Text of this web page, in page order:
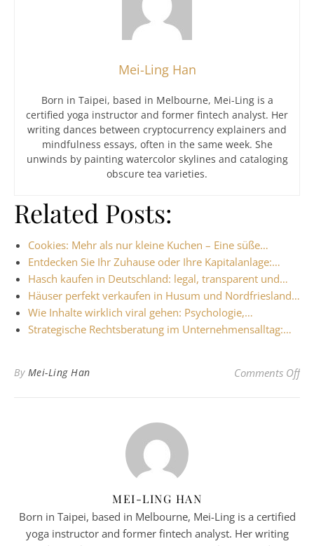
Mei-Ling Han
Born in Taipei, based in Melbourne, Mei-Ling is a
certified yoga instructor and former fintech analyst. Her
writing dances between cryptocurrency explainers and
mindfulness essays, often in the same week. She
unwinds by painting watercolor skylines and cataloging
obscure tea varieties.
Related Posts:
Cookies: Mehr als nur kleine Kuchen – Eine süße…
Entdecken Sie Ihr Zuhause oder Ihre Kapitalanlage:…
Hasch kaufen in Deutschland: legal, transparent und…
Häuser perfekt verkaufen in Husum und Nordfriesland…
Wie Inhalte wirklich viral gehen: Psychologie,…
Strategische Rechtsberatung im Unternehmensalltag:…
By Mei-Ling Han Comments Offon
MEI-LING HAN
Born in Taipei, based in Melbourne, Mei-Ling is a certified
yoga instructor and former fintech analyst. Her writing